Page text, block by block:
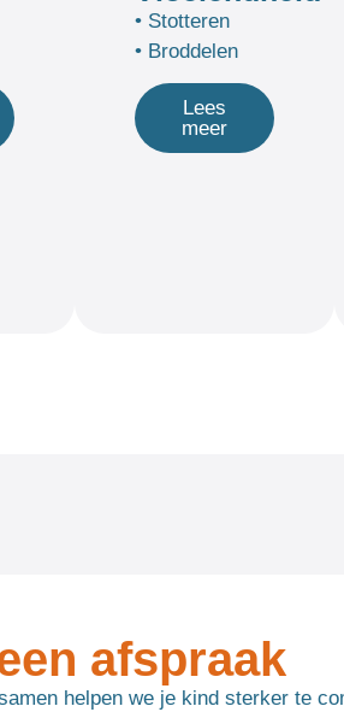
• Stotteren
• Broddelen
Lees
meer
afspraak
helpen we je kind sterker te